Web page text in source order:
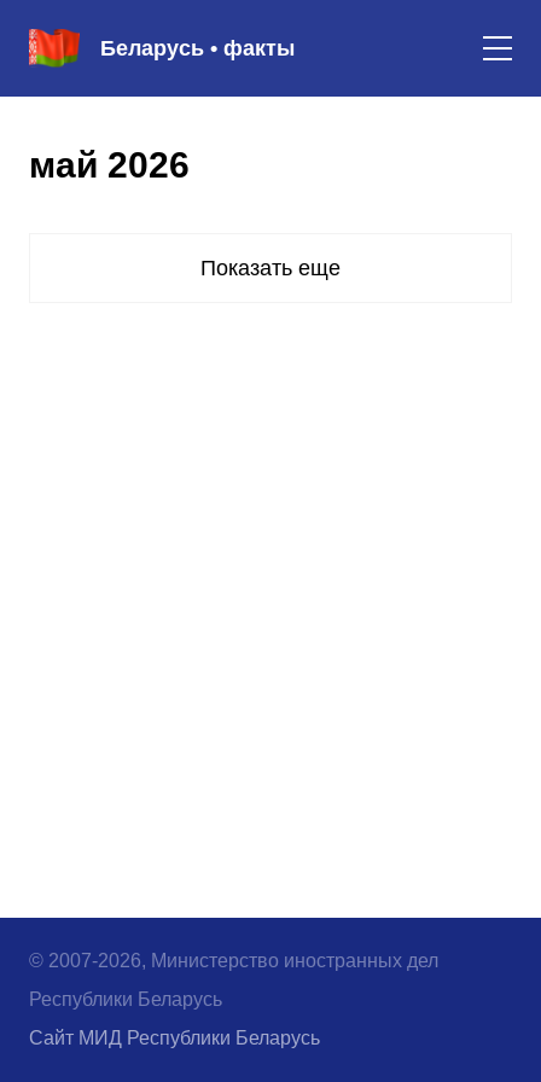
Беларусь • факты
май 2026
Показать еще
© 2007-2026, Министерство иностранных дел
Республики Беларусь
Сайт МИД Республики Беларусь